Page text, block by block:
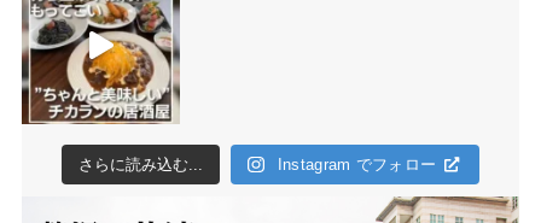
さらに読み込む... Instagram でフォロー